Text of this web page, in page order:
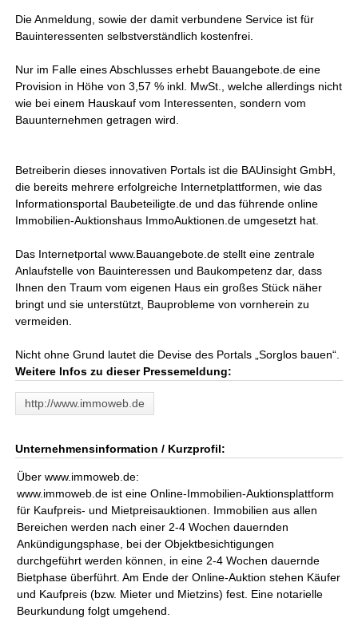
Die Anmeldung, sowie der damit verbundene Service ist für
Bauinteressenten selbstverständlich kostenfrei.
Nur im Falle eines Abschlusses erhebt Bauangebote.de eine
Provision in Höhe von 3,57 % inkl. MwSt., welche allerdings nicht
wie bei einem Hauskauf vom Interessenten, sondern vom
Bauunternehmen getragen wird.
Betreiberin dieses innovativen Portals ist die BAUinsight GmbH,
die bereits mehrere erfolgreiche Internetplattformen, wie das
Informationsportal Baubeteiligte.de und das führende online
Immobilien-Auktionshaus ImmoAuktionen.de umgesetzt hat.
Das Internetportal www.Bauangebote.de stellt eine zentrale
Anlaufstelle von Bauinteressen und Baukompetenz dar, dass
Ihnen den Traum vom eigenen Haus ein großes Stück näher
bringt und sie unterstützt, Bauprobleme von vornherein zu
vermeiden.
Nicht ohne Grund lautet die Devise des Portals „Sorglos bauen“.
Weitere Infos zu dieser Pressemeldung:
http://www.immoweb.de
Unternehmensinformation / Kurzprofil:
Über www.immoweb.de:
www.immoweb.de ist eine Online-Immobilien-Auktionsplattform
für Kaufpreis- und Mietpreisauktionen. Immobilien aus allen
Bereichen werden nach einer 2-4 Wochen dauernden
Ankündigungsphase, bei der Objektbesichtigungen
durchgeführt werden können, in eine 2-4 Wochen dauernde
Bietphase überführt. Am Ende der Online-Auktion stehen Käufer
und Kaufpreis (bzw. Mieter und Mietzins) fest. Eine notarielle
Beurkundung folgt umgehend.